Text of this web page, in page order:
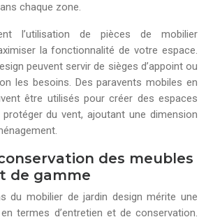
chaque zone.
l’utilisation de pièces de mobilier
la fonctionnalité de votre espace.
peuvent servir de sièges d’appoint ou
les besoins. Des paravents mobiles en
être utilisés pour créer des espaces
du vent, ajoutant une dimension
des meubles
de gamme
du mobilier de jardin design mérite une
termes d’entretien et de conservation.